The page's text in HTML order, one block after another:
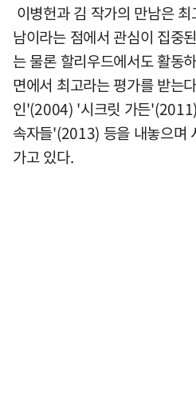
이병헌과 김 작가의 만남은
남이라는 점에서 관심이 집중
는 물론 할리우드에서도 활동
면에서 최고라는 평가를 받는
인'(2004) '시크릿 가든
속자들'(2013) 등을 내놓으며
가고 있다.